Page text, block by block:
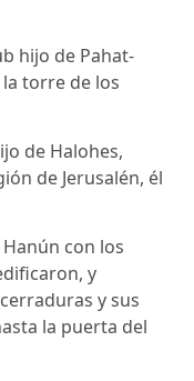
hijo de Pahat-
torre de los
de Halohes,
de Jerusalén, él
con los
y
y sus
la puerta del